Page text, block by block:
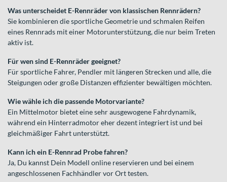
Was unterscheidet E-Rennräder von klassischen Rennrädern?
Sie kombinieren die sportliche Geometrie und schmalen Reifen
eines Rennrads mit einer Motorunterstützung, die nur beim Treten
aktiv ist.
Für wen sind E-Rennräder geeignet?
Für sportliche Fahrer, Pendler mit längeren Strecken und alle, die
Steigungen oder große Distanzen effizienter bewältigen möchten.
Wie wähle ich die passende Motorvariante?
Ein Mittelmotor bietet eine sehr ausgewogene Fahrdynamik,
während ein Hinterradmotor eher dezent integriert ist und bei
gleichmäßiger Fahrt unterstützt.
Kann ich ein E-Rennrad Probe fahren?
Ja, Du kannst Dein Modell online reservieren und bei einem
angeschlossenen Fachhändler vor Ort testen.